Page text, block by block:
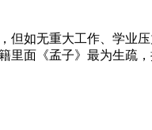
但如无重大工作、学业
里面《孟子》最为生疏